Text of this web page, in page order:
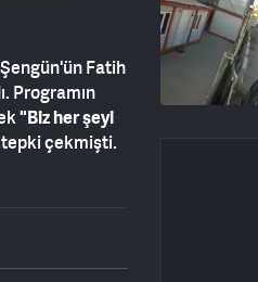
Fatih
Programın
"Biz her şeyi
tepki çekmişti.
binlerce tepki